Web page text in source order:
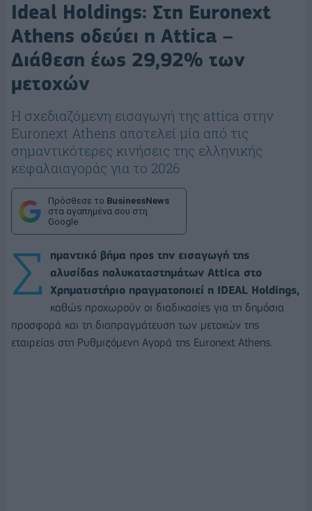
Ideal Holdings: Στη Euronext
Athens οδεύει η Attica –
Διάθεση έως 29,92% των
μετοχών
Η σχεδιαζόμενη εισαγωγή της attica στην
Euronext Athens αποτελεί μία από τις
σημαντικότερες κινήσεις της ελληνικής
κεφαλαιαγοράς για το 2026
Πρόσθεσε το BusinessNews
στα αγαπημένα σου στη
Google
Σ
ημαντικό βήμα προς την εισαγωγή της
αλυσίδας πολυκαταστημάτων Attica στο
Χρηματιστήριο πραγματοποιεί η IDEAL Holdings,
καθώς προχωρούν οι διαδικασίες για τη δημόσια
προσφορά και τη διαπραγμάτευση των μετοχών της
εταιρείας στη Ρυθμιζόμενη Αγορά της Euronext Athens.